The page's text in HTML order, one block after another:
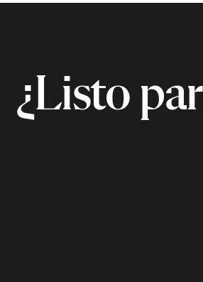
¿Listo